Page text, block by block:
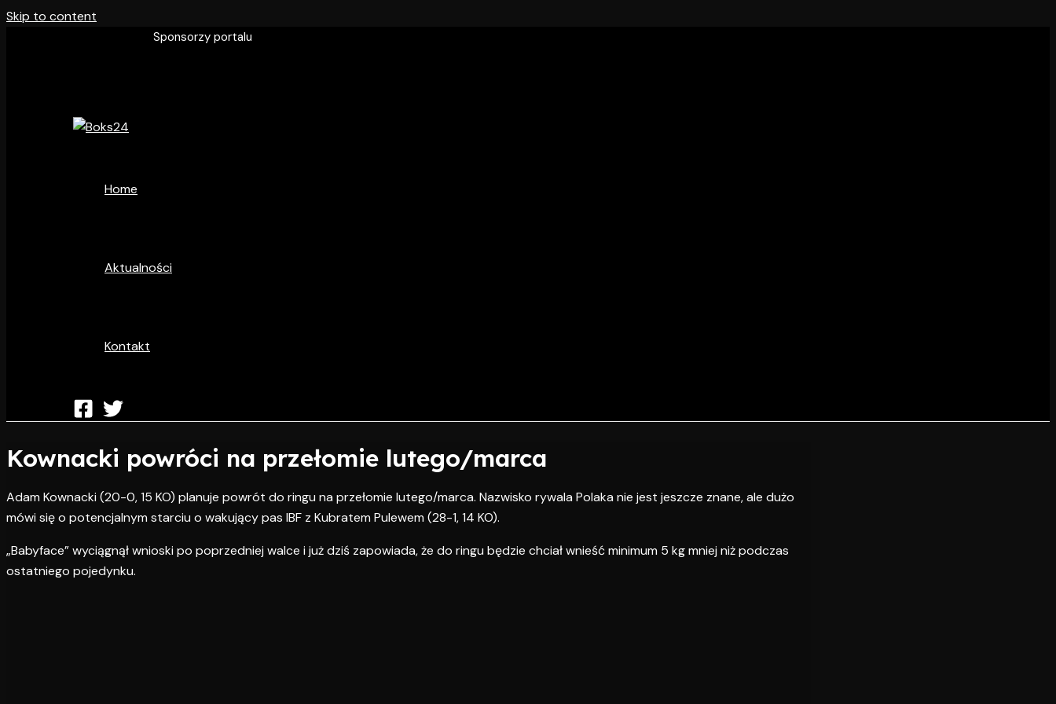
Skip to content
Sponsorzy portalu
Home
Aktualności
Kontakt
Kownacki powróci na przełomie lutego/marca
Adam Kownacki (20-0, 15 KO) planuje powrót do ringu na przełomie lutego/marca. Nazwisko rywala Polaka nie jest jeszcze znane, ale dużo
mówi się o potencjalnym starciu o wakujący pas IBF z Kubratem Pulewem (28-1, 14 KO).
„Babyface” wyciągnął wnioski po poprzedniej walce i już dziś zapowiada, że do ringu będzie chciał wnieść minimum 5 kg mniej niż podczas
ostatniego pojedynku.